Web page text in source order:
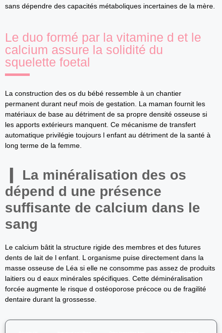
sans dépendre des capacités métaboliques incertaines de la mère.
Le duo formé par la vitamine d et le
calcium assure la solidité du
squelette foetal
La construction des os du bébé ressemble à un chantier
permanent durant neuf mois de gestation. La maman fournit les
matériaux de base au détriment de sa propre densité osseuse si
les apports extérieurs manquent. Ce mécanisme de transfert
automatique privilégie toujours l enfant au détriment de la santé à
long terme de la femme.
La minéralisation des os
dépend d une présence
suffisante de calcium dans le
sang
Le calcium bâtit la structure rigide des membres et des futures
dents de lait de l enfant. L organisme puise directement dans la
masse osseuse de Léa si elle ne consomme pas assez de produits
laitiers ou d eaux minérales spécifiques. Cette déminéralisation
forcée augmente le risque d ostéoporose précoce ou de fragilité
dentaire durant la grossesse.